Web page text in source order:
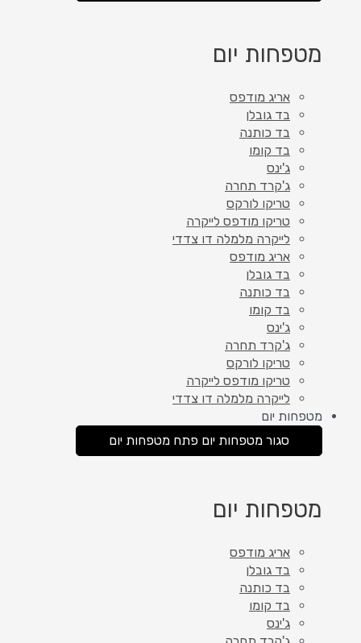
מטפחות יום
אריג מודפס
בד גובלן
בד כותנה
בד קומו
ג'ינס
ג'קרד תחרה
טריקו לורקס
טריקו מודפס לייקרה
לייקרה מלמלה דו צדדי
אריג מודפס
בד גובלן
בד כותנה
בד קומו
ג'ינס
ג'קרד תחרה
טריקו לורקס
טריקו מודפס לייקרה
לייקרה מלמלה דו צדדי
מטפחות יום
סגור מטפחות יום פתח מטפחות יום
מטפחות יום
אריג מודפס
בד גובלן
בד כותנה
בד קומו
ג'ינס